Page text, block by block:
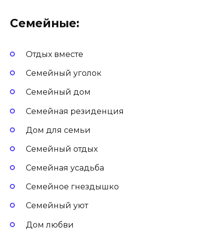
Семейные:
Отдых вместе
Семейный уголок
Семейный дом
Семейная резиденция
Дом для семьи
Семейный отдых
Семейная усадьба
Семейное гнездышко
Семейный уют
Дом любви